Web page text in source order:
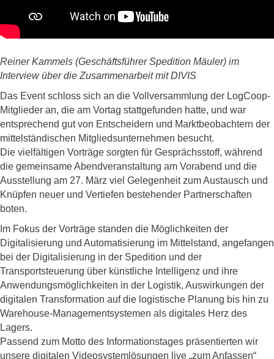
Reiner Kammels (Geschäftsführer Spedition Mäuler) im
Interview über die Zusammenarbeit mit DIVIS
Das Event schloss sich an die Vollversammlung der LogCoop-
Mitglieder an, die am Vortag stattgefunden hatte, und war
entsprechend gut von Entscheidern und Marktbeobachtern der
mittelständischen Mitgliedsunternehmen besucht.
Die vielfältigen Vorträge sorgten für Gesprächsstoff, während
die gemeinsame Abendveranstaltung am Vorabend und die
Ausstellung am 27. März viel Gelegenheit zum Austausch und
Knüpfen neuer und Vertiefen bestehender Partnerschaften
boten.
Im Fokus der Vorträge standen die Möglichkeiten der
Digitalisierung und Automatisierung im Mittelstand, angefangen
bei der Digitalisierung in der Spedition und der
Transportsteuerung über künstliche Intelligenz und ihre
Anwendungsmöglichkeiten in der Logistik, Auswirkungen der
digitalen Transformation auf die logistische Planung bis hin zu
Warehouse-Managementsystemen als digitales Herz des
Lagers.
Passend zum Motto des Informationstages präsentierten wir
unsere digitalen Videosystemlösungen live „zum Anfassen“